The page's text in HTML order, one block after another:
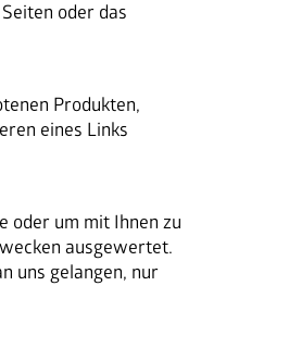
oder das
Produkten,
eines Links
oder um mit Ihnen zu
ausgewertet.
uns gelangen, nur